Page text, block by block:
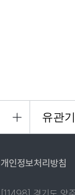
개인정보처리방침